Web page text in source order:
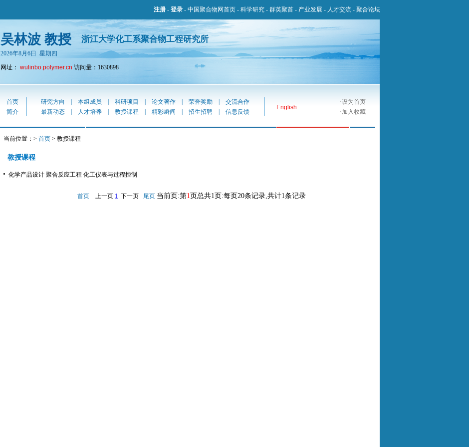
注册 - 登录 - 中国聚合物网首页 - 科学研究 - 群英聚首 - 产业发展 - 人才交流 - 聚合论坛
吴林波 教授 浙江大学化工系聚合物工程研究所
2026年8月6日 星期四
网址： wulinbo.polymer.cn 访问量：1630898
首页 研究方向 本组成员 科研项目 论文著作 荣誉奖励 交流合作
English
·设为首页
简介
最新动态 人才培养 教授课程 精彩瞬间 招生招聘 信息反馈 ·加入收藏
当前位置：> 首页 > 教授课程
教授课程
化学产品设计 聚合反应工程 化工仪表与过程控制
首页 上一页 1 下一页 尾页 当前页:第1页总共1页:每页20条记录,共计1条记录